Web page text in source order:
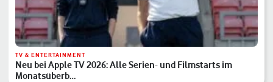
TV & ENTERTAINMENT
Neu bei Apple TV 2026: Alle Serien- und Filmstarts im
Monatsüberb…